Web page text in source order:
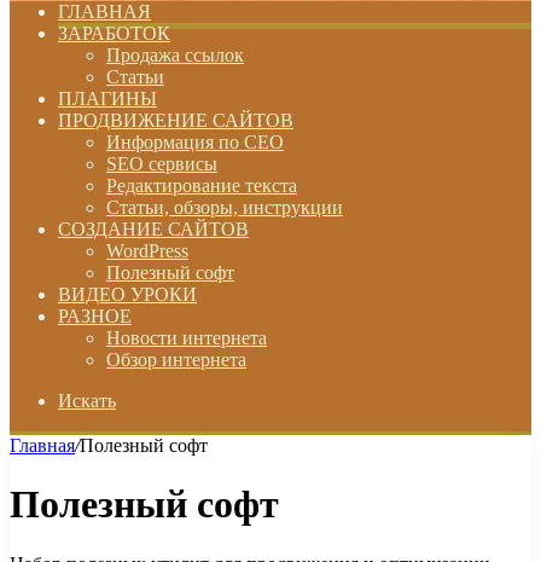
ГЛАВНАЯ
ЗАРАБОТОК
Продажа ссылок
Статьи
ПЛАГИНЫ
ПРОДВИЖЕНИЕ САЙТОВ
Информация по СЕО
SEO сервисы
Редактирование текста
Статьи, обзоры, инструкции
СОЗДАНИЕ САЙТОВ
WordPress
Полезный софт
ВИДЕО УРОКИ
РАЗНОЕ
Новости интернета
Обзор интернета
Искать
Главная/Полезный софт
Полезный софт